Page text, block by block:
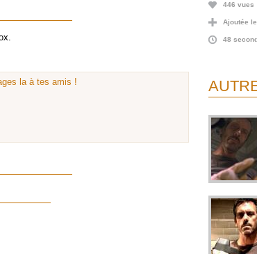
la à tes amis !
446 vues
Ajoutée le
48